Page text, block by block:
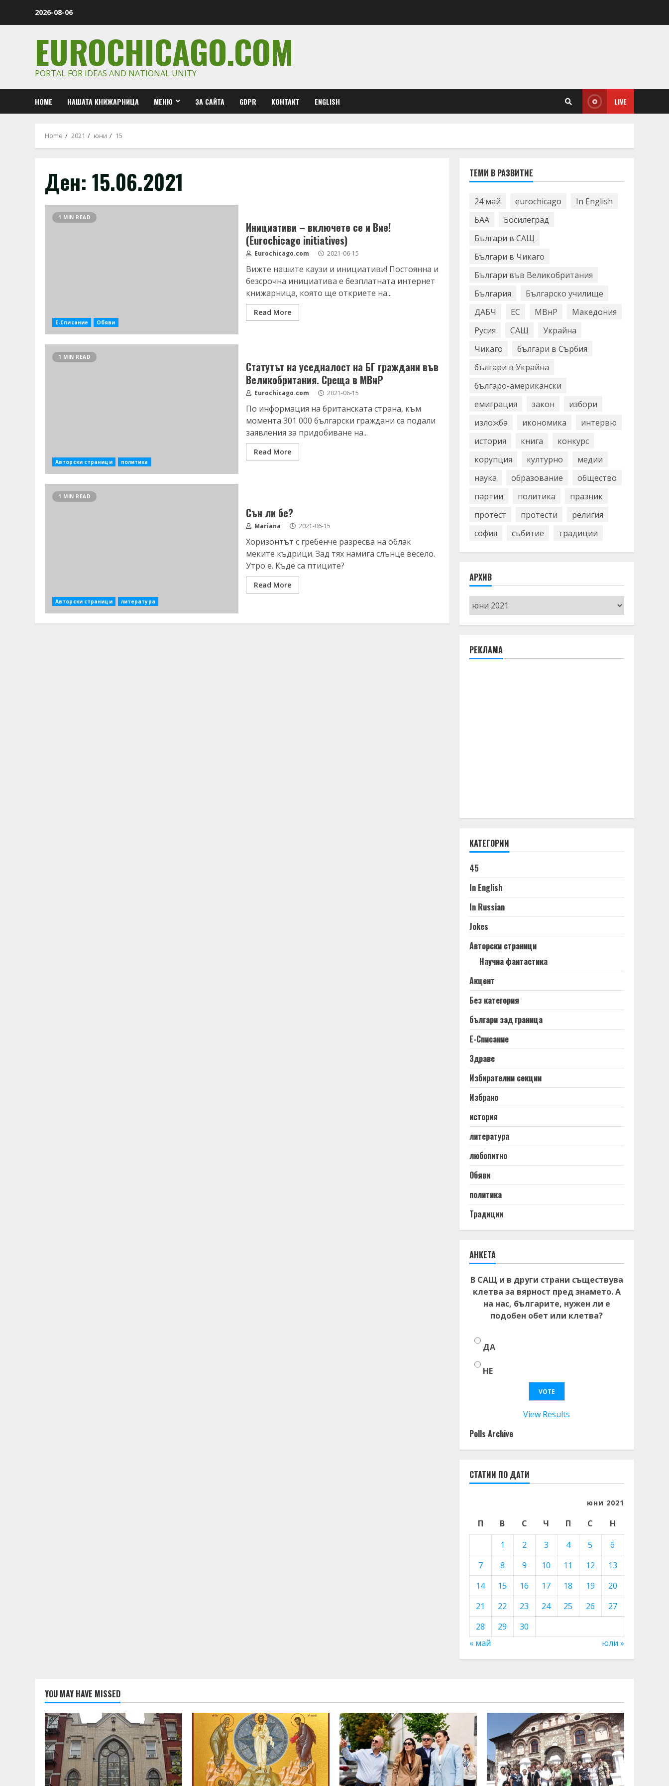
2026-08-06
EUROCHICAGO.COM
PORTAL FOR IDEAS AND NATIONAL UNITY
HOME НАШАТА КНИЖАРНИЦА МЕНЮ ЗА САЙТА GDPR КОНТАКТ ENGLISH LIVE
Home 2021 юни 15
Ден: 15.06.2021
1 MIN READ
Е-Списание Обяви
Инициативи – включете се и Вие!
(Eurochicago initiatives)
Eurochicago.com 2021-06-15
Вижте нашите каузи и инициативи! Постоянна и
безсрочна инициатива е безплатната интернет
книжарница, която ще откриете на...
Read More
1 MIN READ
Авторски страници политика
Статутът на уседналост на БГ граждани във
Великобритания. Среща в МВнР
Eurochicago.com 2021-06-15
По информация на британската страна, към
момента 301 000 български граждани са подали
заявления за придобиване на...
Read More
1 MIN READ
Авторски страници литература
Сън ли бе?
Mariana 2021-06-15
Хоризонтът с гребенче разресва на облак
меките къдрици. Зад тях намига слънце весело.
Утро е. Къде са птиците?
Read More
ТЕМИ В РАЗВИТИЕ
24 май eurochicago
In English
БАА
Босилеград
Българи в САЩ
Българи в Чикаго
Българи във Великобритания
България
Българско училище
ДАБЧ
ЕС МВнР
Македония
Русия
САЩ
Украйна
Чикаго
българи в Сърбия
българи в Украйна
българо-американски
емиграция
закон
избори
изложба
икономика
интервю
история
книга
конкурс
корупция
културно
медии
наука
образование
общество
партии
политика
празник
протест
протести
религия
софия
събитие традиции
АРХИВ
Архив
РЕКЛАМА
КАТЕГОРИИ
45
In English
In Russian
Jokes
Авторски страници
Научна фантастика
Акцент
Без категория
българи зад граница
Е-Списание
Здраве
Избирателни секции
Избрано
история
литература
любопитно
Обяви
политика
Традиции
АНКЕТА
В САЩ и в други страни съществува
клетва за вярност пред знамето. А
на нас, българите, нужен ли е
подобен обет или клетва?
ДА
НЕ
View Results
Polls Archive
СТАТИИ ПО ДАТИ
юни 2021
П В С Ч П С
Н
1
2 3 4 5
6
7
8 9 10 11 12
13
14
15 16 17 18 19
20
21
22 23 24 25 26
27
28
29
30
« май
юли »
YOU MAY HAVE MISSED